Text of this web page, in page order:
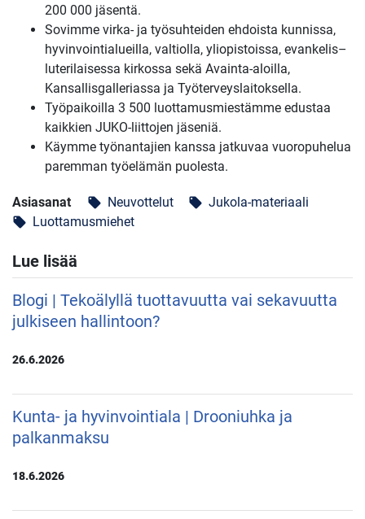
200 000 jäsentä.
Sovimme virka- ja työsuhteiden ehdoista kunnissa,
hyvinvointialueilla, valtiolla, yliopistoissa, evankelis–
luterilaisessa kirkossa sekä Avainta-aloilla,
Kansallisgalleriassa ja Työterveyslaitoksella.
Työpaikoilla 3 500 luottamusmiestämme edustaa
kaikkien JUKO-liittojen jäseniä.
Käymme työnantajien kanssa jatkuvaa vuoropuhelua
paremman työelämän puolesta.
Asiasanat local_offer Neuvottelut local_offer Jukola-materiaali
local_offer Luottamusmiehet
Lue lisää
Blogi | Tekoälyllä tuottavuutta vai sekavuutta
julkiseen hallintoon?
26.6.2026
Kunta- ja hyvinvointiala | Drooniuhka ja
palkanmaksu
18.6.2026